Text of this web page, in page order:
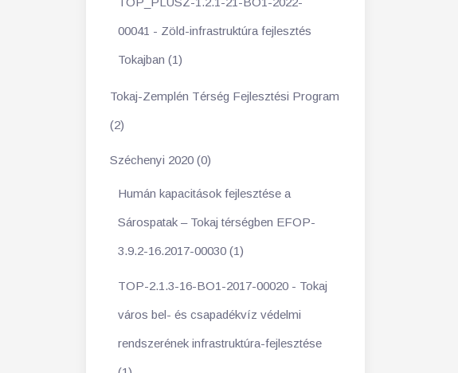
00041 - Zöld-infrastruktúra fejlesztés
Tokajban (1)
Tokaj-Zemplén Térség Fejlesztési Program
(2)
Széchenyi 2020 (0)
Humán kapacitások fejlesztése a
Sárospatak – Tokaj térségben EFOP-
3.9.2-16.2017-00030 (1)
TOP-2.1.3-16-BO1-2017-00020 - Tokaj
város bel- és csapadékvíz védelmi
rendszerének infrastruktúra-fejlesztése